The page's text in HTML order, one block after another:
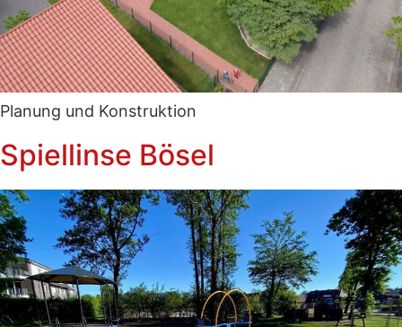
Planung und Konstruktion
Spiellinse Bösel